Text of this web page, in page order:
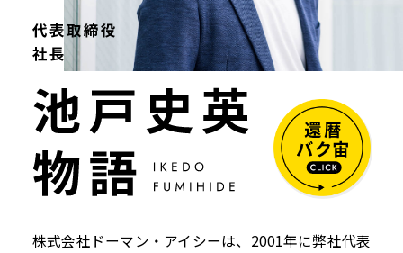
株式会社ドーマン・アイシーは、2001年に弊社代表